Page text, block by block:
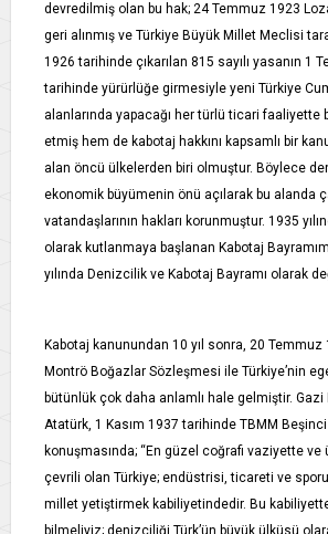
devredilmiş olan bu hak; 24 Temmuz 1923
geri alınmış ve Türkiye Büyük Millet Meclisi
1926 tarihinde çıkarılan 815 sayılı yasanın 1
tarihinde yürürlüğe girmesiyle yeni Türkiye
alanlarında yapacağı her türlü ticari faaliyette
etmiş hem de kabotaj hakkını kapsamlı bir
alan öncü ülkelerden biri olmuştur. Böylece
ekonomik büyümenin önü açılarak bu alanda
vatandaşlarının hakları korunmuştur. 1935
olarak kutlanmaya başlanan Kabotaj
yılında Denizcilik ve Kabotaj Bayramı olarak
Kabotaj kanunundan 10 yıl sonra, 20 Temmuz
Montrö Boğazlar Sözleşmesi ile Türkiye’nin
bütünlük çok daha anlamlı hale gelmiştir. Gazi
Atatürk, 1 Kasım 1937 tarihinde TBMM Beşinci
konuşmasında; “En güzel coğrafi vaziyette ve
çevrili olan Türkiye; endüstrisi, ticareti ve
millet yetiştirmek kabiliyetindedir. Bu